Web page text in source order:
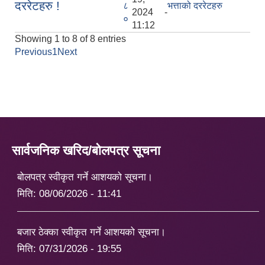
दररेटहरु !
८
०
2024 -
11:12
भत्ताको दररेटहरु
Showing 1 to 8 of 8 entries
Previous1Next
सार्वजनिक खरिद/बोलपत्र सूचना
बोलपत्र स्वीकृत गर्ने आशयको सूचना।
मिति: 08/06/2026 - 11:41
बजार ठेक्का स्वीकृत गर्ने आशयको सूचना।
मिति: 07/31/2026 - 19:55